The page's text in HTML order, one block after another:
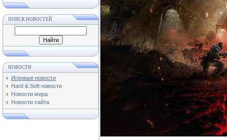
ПОИСК НОВОСТЕЙ
НОВОСТИ
Игровые новости
Hard & Soft новости
Новости мира
Новости сайта